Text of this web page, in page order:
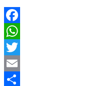
Facebook
WhatsApp
Twitter
Email